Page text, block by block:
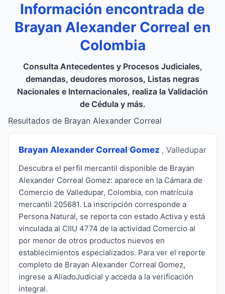
Información encontrada de
Brayan Alexander Correal en
Colombia
Consulta Antecedentes y Procesos Judiciales,
demandas, deudores morosos, Listas negras
Nacionales e Internacionales, realiza la Validación
de Cédula y más.
Resultados de Brayan Alexander Correal
Brayan Alexander Correal Gomez , Valledupar
Descubra el perfil mercantil disponible de Brayan
Alexander Correal Gomez: aparece en la Cámara de
Comercio de Valledupar, Colombia, con matrícula
mercantil 205681. La inscripción corresponde a
Persona Natural, se reporta con estado Activa y está
vinculada al CIIU 4774 de la actividad Comercio al
por menor de otros productos nuevos en
establecimientos especializados. Para ver el reporte
completo de Brayan Alexander Correal Gomez,
ingrese a AliadoJudicial y acceda a la verificación
integral.